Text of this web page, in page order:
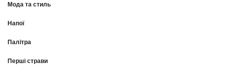
Мода та стиль
Напої
Палітра
Перші страви